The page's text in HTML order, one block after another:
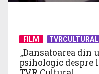
FILM TVRCULTURAL
„Dansatoarea din
psihologic despre